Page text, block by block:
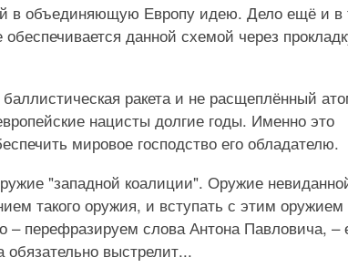
в объединяющую Европу идею. Дело ещё и в
данной схемой через
ракета и не расщеплённый
нацисты долгие годы. Именно это
мировое господство его обладателю.
"западной коалиции". Оружие
такого оружия, и вступать с этим оружием
– перефразируем слова Антона Павловича, –
выстрелит...